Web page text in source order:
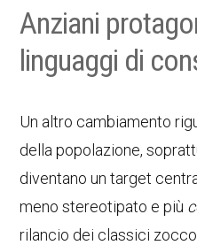
Anziani
linguaggi di
Un altro cambiamento
della popolazione,
diventano un target
meno stereotipato e più
rilancio dei classici